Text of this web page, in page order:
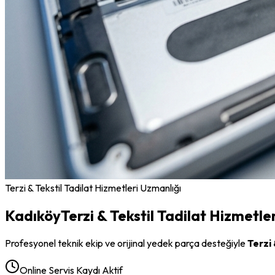
Terzi & Tekstil Tadilat Hizmetleri Uzmanlığı
KadıköyTerzi & Tekstil Tadilat
Profesyonel teknik ekip ve orijinal yedek parça desteğiyleTerzi
Online Servis Kaydı Aktif